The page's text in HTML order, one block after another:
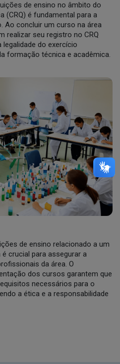
de ensino no âmbito do
(CRQ) é fundamental para a
Ao concluir um curso na área
realizar seu registro no CRQ
do exercício
formação técnica e acadêmica.
de ensino relacionado a um
crucial para assegurar a
da área. O
dos cursos garantem que
necessários para o
a ética e a responsabilidade